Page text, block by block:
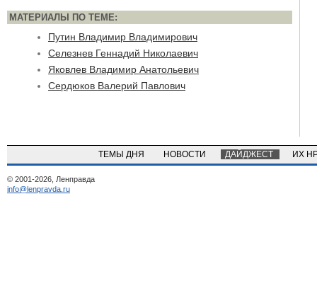
МАТЕРИАЛЫ ПО ТЕМЕ:
Путин Владимир Владимирович
Селезнев Геннадий Николаевич
Яковлев Владимир Анатольевич
Сердюков Валерий Павлович
ТЕМЫ ДНЯ НОВОСТИ ДАЙДЖЕСТ ИХ
© 2001-2026, Ленправда
info@lenpravda.ru